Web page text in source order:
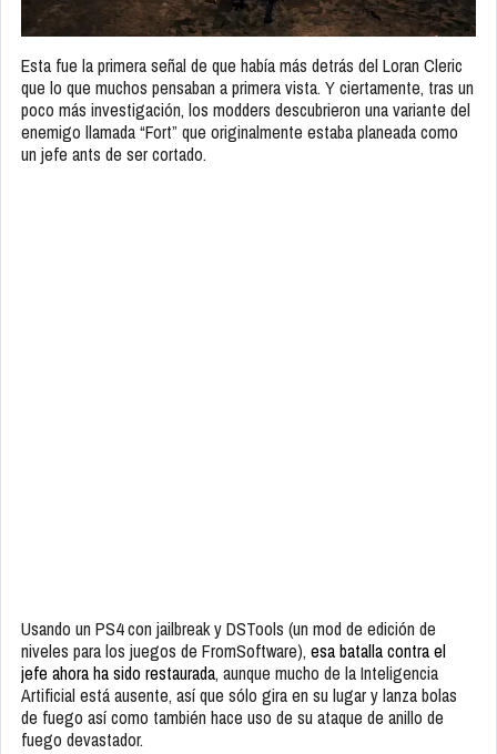
Esta fue la primera señal de que había más detrás del Loran Cleric
que lo que muchos pensaban a primera vista. Y ciertamente, tras un
poco más investigación, los modders descubrieron una variante del
enemigo llamada “Fort” que originalmente estaba planeada como
un jefe ants de ser cortado.
Usando un PS4 con jailbreak y DSTools (un mod de edición de
niveles para los juegos de FromSoftware), esa batalla contra el
jefe ahora ha sido restaurada, aunque mucho de la Inteligencia
Artificial está ausente, así que sólo gira en su lugar y lanza bolas
de fuego así como también hace uso de su ataque de anillo de
fuego devastador.